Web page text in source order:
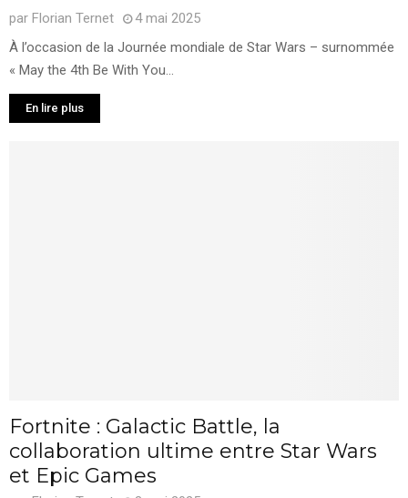
par Florian Ternet
4 mai 2025
À l’occasion de la Journée mondiale de Star Wars – surnommée
« May the 4th Be With You...
En lire plus
Fortnite : Galactic Battle, la
collaboration ultime entre Star Wars
et Epic Games